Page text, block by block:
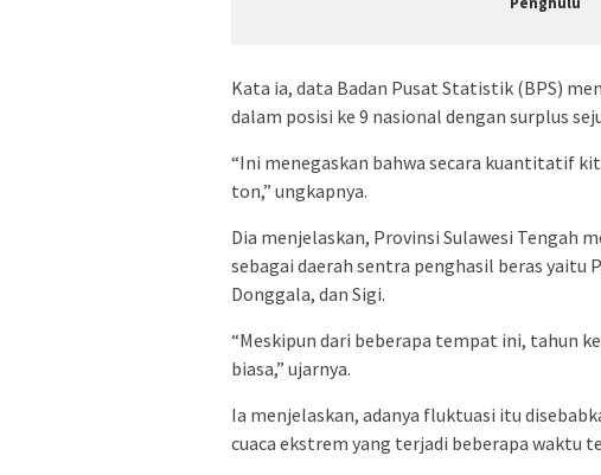
Kata ia, data Badan Pusat Statistik (BPS)
dalam posisi ke 9 nasional dengan surplus
“Ini menegaskan bahwa secara kuantitatif
ton,” ungkapnya.
Dia menjelaskan, Provinsi Sulawesi Tengah
sebagai daerah sentra penghasil beras
Donggala, dan Sigi.
“Meskipun dari beberapa tempat ini, tahun
biasa,” ujarnya.
Ia menjelaskan, adanya fluktuasi itu
cuaca ekstrem yang terjadi beberapa waktu